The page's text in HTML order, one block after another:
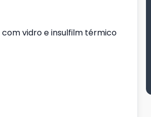
vidro e insulfilm térmico